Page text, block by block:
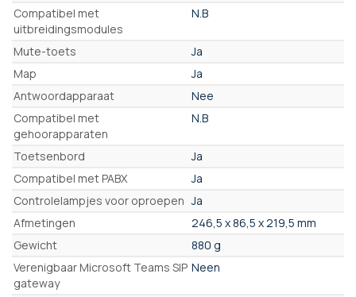
Compatibel met
uitbreidingsmodules
N.B
Mute-toets
Ja
Map
Ja
Antwoordapparaat
Nee
Compatibel met
gehoorapparaten
N.B
Toetsenbord
Ja
Compatibel met PABX
Ja
Controlelampjes voor oproepen Ja
Afmetingen
246,5 x 86,5 x 219,5 mm
Gewicht
880 g
Verenigbaar Microsoft Teams SIP
gateway
Neen